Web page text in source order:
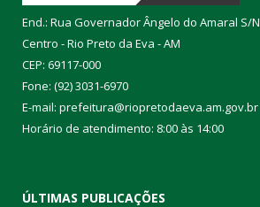
End.: Rua Governador Ângelo do Amaral S/N
Centro - Rio Preto da Eva - AM
CEP: 69117-000
Fone: (92) 3031-6970
E-mail: prefeitura@riopretodaeva.am.gov.br
Horário de atendimento: 8:00 às 14:00
ÚLTIMAS PUBLICAÇÕES